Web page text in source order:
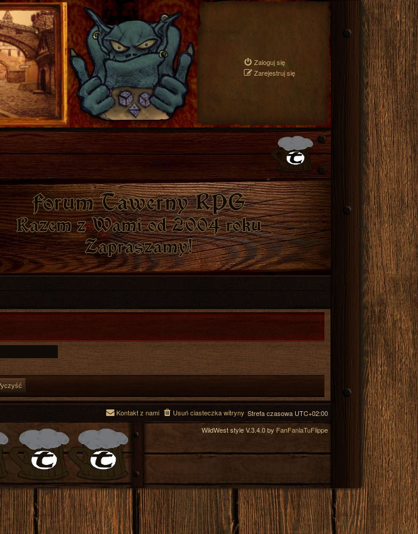
Zaloguj się
Zarejestruj się
Strefa czasowa UTC+02:00
Usuń ciasteczka witryny
Kontakt z nami
WildWest style V.3.4.0 by FanFanlaTuFlippe